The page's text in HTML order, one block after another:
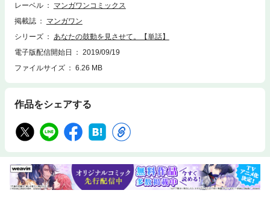
レーベル
マンガワンコミックス
掲載誌
マンガワン
シリーズ
あなたの鼓動を見させて。【単話】
電子版配信開始日
2019/09/19
ファイルサイズ
6.26 MB
作品をシェアする